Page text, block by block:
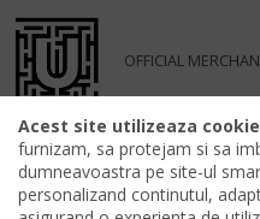
OFFICIAL
Acest site utilizeaza
furnizam, sa protejam si sa
dumneavoastra pe site-ul
personalizand continutul,